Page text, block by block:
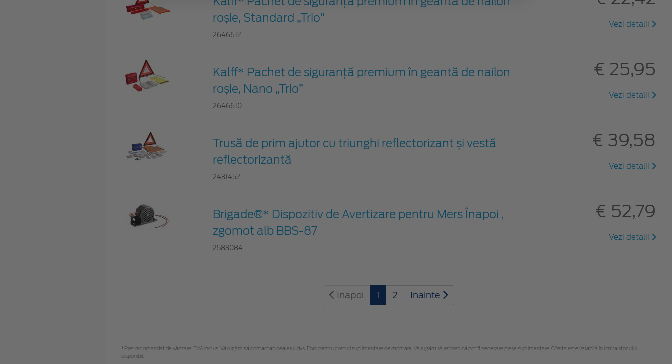
roșie, Standard „Trio”
2646612
Vezi detalii
Kalff* Pachet de siguranţă premium în geantă de nailon
roșie, Nano „Trio”
2646610
€ 25,95
Vezi detalii
Trusă de prim ajutor cu triunghi reflectorizant și vestă
reflectorizantă
2431452
€ 39,58
Vezi detalii
Brigade®* Dispozitiv de Avertizare pentru Mers Înapoi ,
zgomot alb BBS-87
2583084
€ 52,79
Vezi detalii
Inapoi 1 2 Inainte
*Preţ recomandat de vânzare, TVA inclus. Vă rugăm să contactaţi dealerul dvs. Ford pentru costuri suplimentare de montare. Vă rugăm să rețineți că pot fi necesare piese suplimentare. Oferta este valabilă în limita stocului
disponibil.